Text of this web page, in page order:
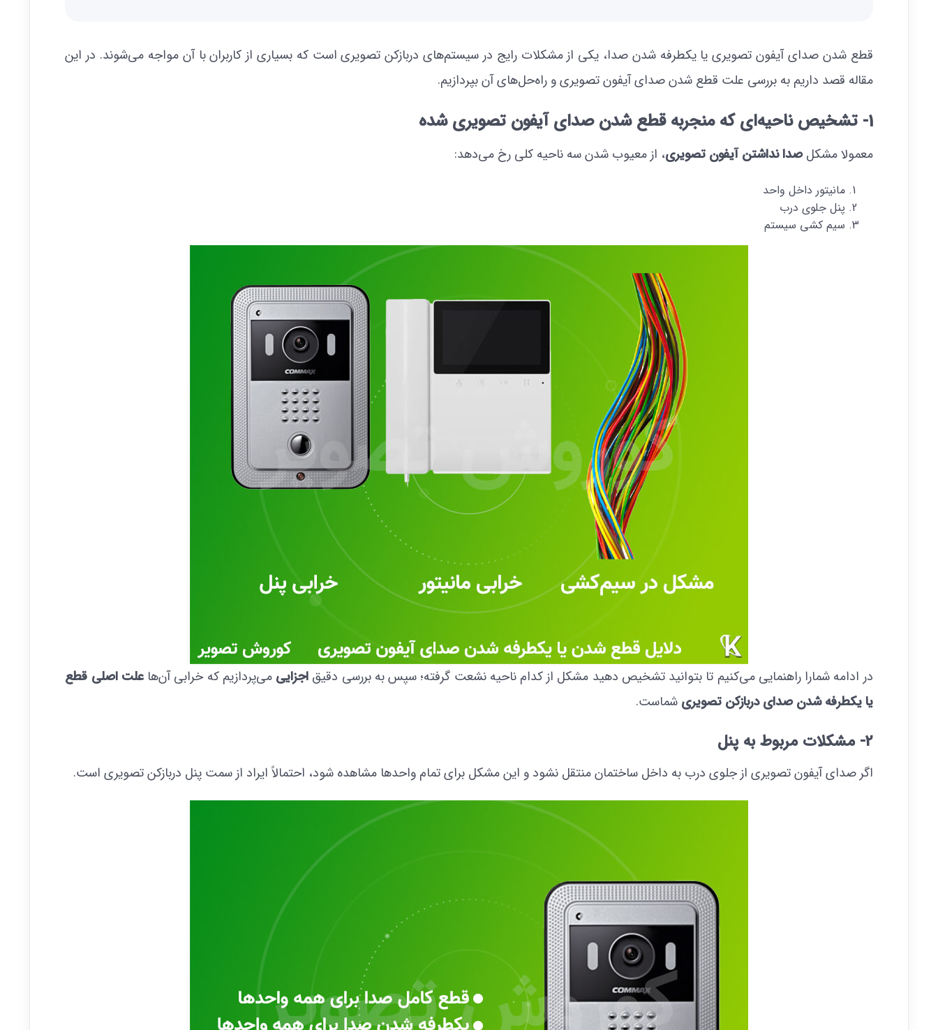
قطع شدن صدای آیفون تصویری یا یکطرفه شدن صدا، یکی از مشکلات رایج در سیستم‌های دربازکن تصویری است که بسیاری از کاربران با آن مواجه می‌شوند. در این
مقاله قصد داریم به بررسی علت قطع شدن صدای آیفون تصویری و راه‌حل‌های آن بپردازیم.
1- تشخیص ناحیه‌ای که منجربه قطع شدن صدای آیفون تصویری شده
معمولا مشکلصدا نداشتن آیفون تصویری، از معیوب شدن سه ناحیه کلی رخ می‌دهد:
مانیتور داخل واحد
پنل جلوی درب
سیم کشی سیستم
در ادامه شمارا راهنمایی می‌کنیم تا بتوانید تشخیص دهید مشکل از کدام ناحیه نشعت گرفته؛ سپس به بررسی دقیق اجزایی می‌پردازیم که خرابی آن‌هاعلت اصلی قطع
یا یکطرفه شدن صدای دربازکن تصویری شماست.
2- مشکلات مربوط به پنل
اگر صدای آیفون تصویری از جلوی درب به داخل ساختمان منتقل نشود و این مشکل برای تمام واحد‌ها مشاهده شود، احتمالاً ایراد از سمت پنل دربازکن تصویری است.